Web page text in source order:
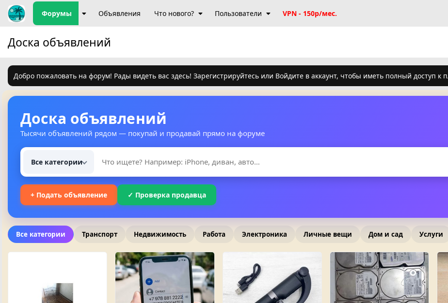
Форумы Объявления Что нового? Пользователи VPN - 150р/мес.
Доска объявлений
Добро пожаловать на форум! Рады видеть вас здесь! Зарегистрируйтесь или Войдите в аккаунт, чтобы иметь полный доступ к
Доска объявлений
Тысячи объявлений рядом — покупай и продавай прямо на форуме
Все категории
+ Подать объявление ✓ Проверка продавца
Все категории Транспорт Недвижимость Работа Электроника Личные вещи Дом и сад Услуги